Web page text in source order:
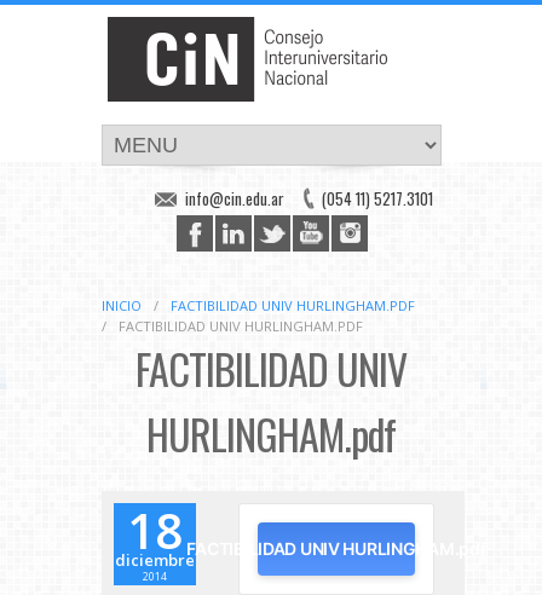
(054 11) 5217.3101
info@cin.edu.ar
INICIO /
FACTIBILIDAD UNIV HURLINGHAM.PDF
/
FACTIBILIDAD UNIV HURLINGHAM.PDF
FACTIBILIDAD UNIV
HURLINGHAM.pdf
18
diciembre
2014
FACTIBILIDAD UNIV HURLINGHAM.pdf